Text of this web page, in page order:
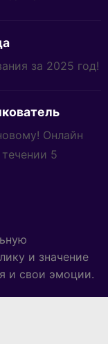
за 2025 год!
Онлайн
5
и значение
и свои эмоции.